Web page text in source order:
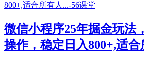
微信小程序25年掘金玩法
操作，稳定日入800+,适合